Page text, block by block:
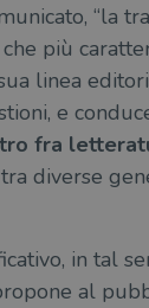
“la
più
linea
e
fra
diverse
in tal
al